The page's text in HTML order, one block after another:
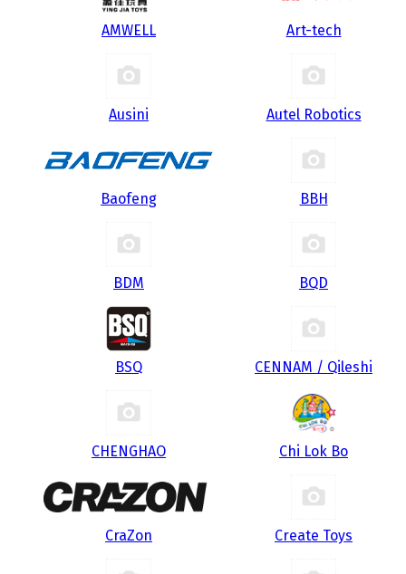
AMWELL Art-tech
Ausini Autel Robotics
Baofeng BBH
BDM BQD
BSQ CENNAM / Qileshi
CHENGHAO Chi Lok Bo
CraZon Create Toys